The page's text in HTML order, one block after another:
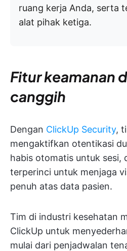
ruang kerja Anda, serta
alat pihak ketiga.
Fitur keamanan
canggih
Dengan ClickUp Security,
mengaktifkan otentikasi
habis otomatis untuk sesi,
terperinci untuk menjaga
penuh atas data pasien.
Tim di industri kesehatan
ClickUp untuk
mulai dari penjadwalan